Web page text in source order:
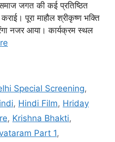
जगत की कई प्रतिष्ठित
पूरा माहौल श्रीकृष्ण भक्ति
नजर आया। कार्यक्रम स्थल
Special Screening,
, Hindi Film, Hriday
, Krishna Bhakti,
Part 1,